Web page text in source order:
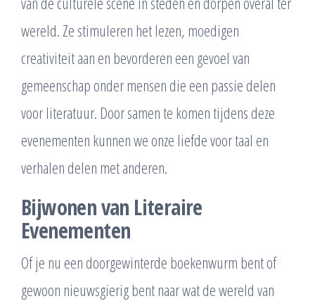
wereld. Ze stimuleren het lezen, moedigen
creativiteit aan en bevorderen een gevoel van
gemeenschap onder mensen die een passie delen
voor literatuur. Door samen te komen tijdens deze
evenementen kunnen we onze liefde voor taal en
verhalen delen met anderen.
Bijwonen van Literaire
Evenementen
Of je nu een doorgewinterde boekenwurm bent of
gewoon nieuwsgierig bent naar wat de wereld van